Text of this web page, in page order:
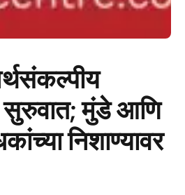
सुरुवात; मुंडे आणि
निशाण्यावर